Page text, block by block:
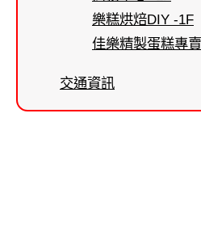
樂糕烘焙DIY -1F
佳樂精製蛋糕專
交通資訊